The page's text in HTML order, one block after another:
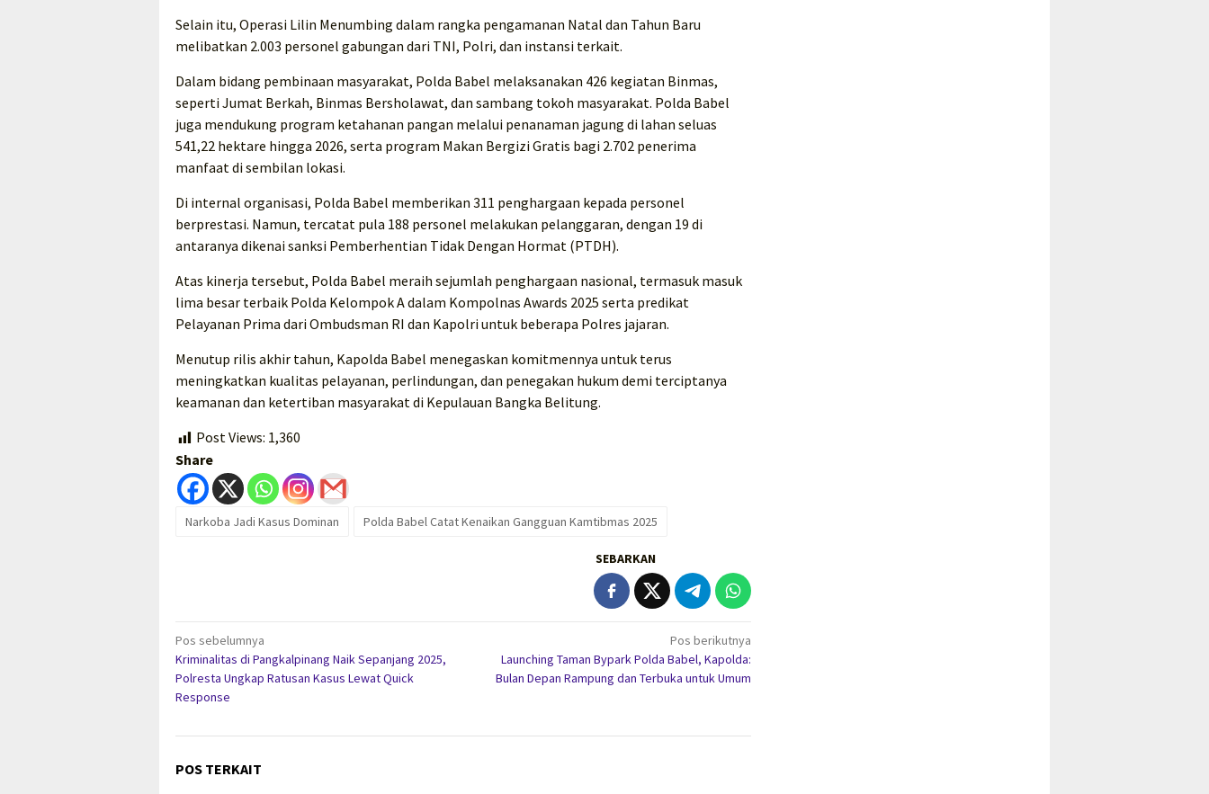
Selain itu, Operasi Lilin Menumbing dalam rangka pengamanan Natal dan Tahun Baru
melibatkan 2.003 personel gabungan dari TNI, Polri, dan instansi terkait.
Dalam bidang pembinaan masyarakat, Polda Babel melaksanakan 426 kegiatan Binmas,
seperti Jumat Berkah, Binmas Bersholawat, dan sambang tokoh masyarakat. Polda Babel
juga mendukung program ketahanan pangan melalui penanaman jagung di lahan seluas
541,22 hektare hingga 2026, serta program Makan Bergizi Gratis bagi 2.702 penerima
manfaat di sembilan lokasi.
Di internal organisasi, Polda Babel memberikan 311 penghargaan kepada personel
berprestasi. Namun, tercatat pula 188 personel melakukan pelanggaran, dengan 19 di
antaranya dikenai sanksi Pemberhentian Tidak Dengan Hormat (PTDH).
Atas kinerja tersebut, Polda Babel meraih sejumlah penghargaan nasional, termasuk masuk
lima besar terbaik Polda Kelompok A dalam Kompolnas Awards 2025 serta predikat
Pelayanan Prima dari Ombudsman RI dan Kapolri untuk beberapa Polres jajaran.
Menutup rilis akhir tahun, Kapolda Babel menegaskan komitmennya untuk terus
meningkatkan kualitas pelayanan, perlindungan, dan penegakan hukum demi terciptanya
keamanan dan ketertiban masyarakat di Kepulauan Bangka Belitung.
Post Views: 1,360
Share
Narkoba Jadi Kasus Dominan Polda Babel Catat Kenaikan Gangguan Kamtibmas 2025
SEBARKAN
Navigasi
pos
Pos sebelumnya
Kriminalitas di Pangkalpinang Naik Sepanjang 2025,
Polresta Ungkap Ratusan Kasus Lewat Quick
Response
Pos berikutnya
Launching Taman Bypark Polda Babel, Kapolda:
Bulan Depan Rampung dan Terbuka untuk Umum
POS TERKAIT